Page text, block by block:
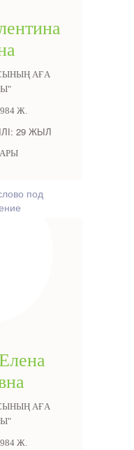
АҒА
Ж.
29 ЖЫЛ
АҒА
Ж.